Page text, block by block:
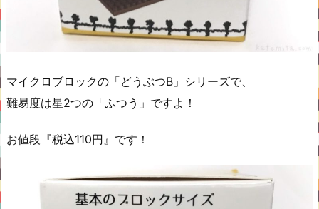
マイクロブロックの「どうぶつB」シリーズで、
難易度は星2つの「ふつう」ですよ！
お値段『税込110円』です！